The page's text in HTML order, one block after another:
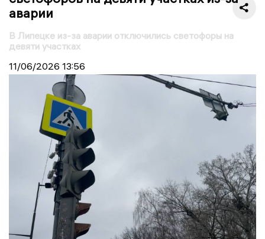
аварии
В Липецке из-за аварии отключились светофоры на
девяти участках
11/06/2026 13:56